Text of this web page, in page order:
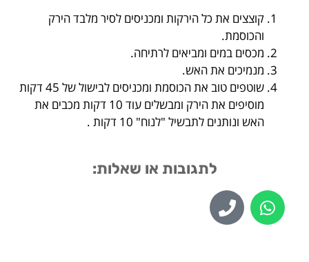
קוצצים את כל הירקות ומכניסים לסיר מלבד הירק
והכוסמת.
מכסים במים ומביאים לרתיחה.
מנמיכים את האש.
שוטפים טוב את הכוסמת ומכניסים לבישול של 45 דקות
מוסיפים את הירק ומבשלים עוד 10 דקות מכבים את
האש ונותנים לתבשיל "לנוח" 10 דקות .
לתגובות או שאלות: